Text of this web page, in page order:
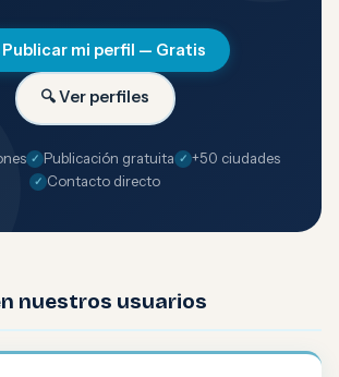
Publicar mi perfil — Gratis
🔍 Ver perfiles
Publicación gratuita
+50 ciudades
Contacto directo
nuestros usuarios